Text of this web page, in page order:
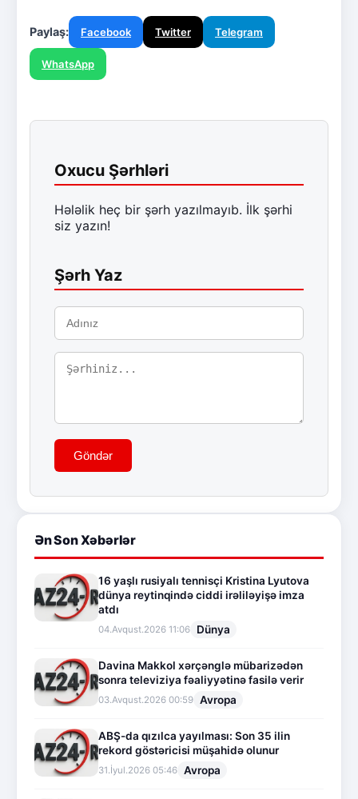
Paylaş: Facebook Twitter Telegram
WhatsApp
Oxucu Şərhləri
Hələlik heç bir şərh yazılmayıb. İlk şərhi
siz yazın!
Şərh Yaz
Göndər
Ən Son Xəbərlər
16 yaşlı rusiyalı tennisçi Kristina Lyutova
dünya reytinqində ciddi irəliləyişə imza
atdı
04.Avqust.2026 11:06 Dünya
Davina Makkol xərçənglə mübarizədən
sonra televiziya fəaliyyətinə fasilə verir
03.Avqust.2026 00:59 Avropa
ABŞ-da qızılca yayılması: Son 35 ilin
rekord göstəricisi müşahidə olunur
31.İyul.2026 05:46 Avropa